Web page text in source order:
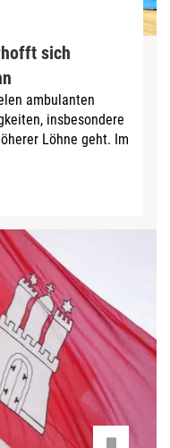
sich
ambulanten
insbesondere
Löhne geht. Im